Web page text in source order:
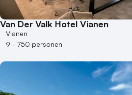
Van Der Valk Hotel Vianen
Vianen
9 - 750 personen